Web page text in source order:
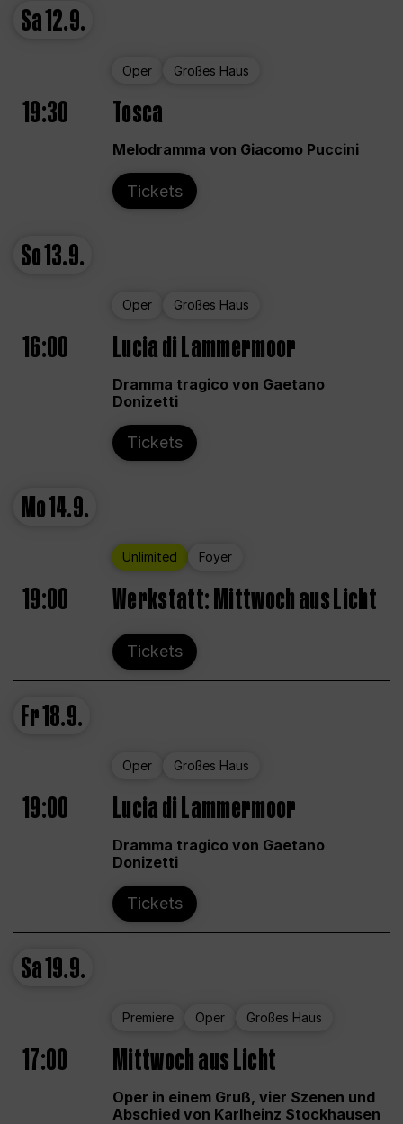
Sa12.9.
Oper Großes Haus
19:30 Tosca
Melodramma von Giacomo Puccini
Tickets
So13.9.
Oper Großes Haus
16:00 Lucia di Lammermoor
Dramma tragico von Gaetano
Donizetti
Tickets
Mo14.9.
Unlimited Foyer
19:00 Werkstatt: Mittwoch aus Licht
Tickets
Fr18.9.
Oper Großes Haus
19:00 Lucia di Lammermoor
Dramma tragico von Gaetano
Donizetti
Tickets
Sa19.9.
Premiere Oper Großes Haus
17:00 Mittwoch aus Licht
Oper in einem Gruß, vier Szenen und
Abschied von Karlheinz Stockhausen